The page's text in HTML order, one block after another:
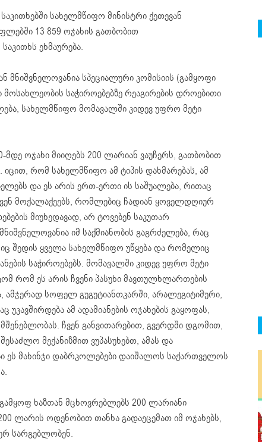
სახელმწიფო მინისტრი ქეთევან
13 859 ოჯახის გათბობით
ეხმაურება.
მნიშვნელოვანია სპეციალური კომისიის (გამყოფი
საჭიროებებზე რეაგირების დროებითი
სახელმწიფო მომავალში კიდევ უფრო მეტი
მდე ოჯახი მიიღებს 200 ლარიან ვაუჩერს, გათბობით
რომ სახელმწიფო ამ ტიპის დახმარებას, ამ
და ეს არის ერთ-ერთი ის საშუალება, რითაც
მოქალაქეებს, რომლებიც ჩადიან ყოველდღიურ
მიუხედავად, არ ტოვებენ საკუთარ
იმ საქმიანობის გაგრძელება, რაც
შედის ყველა სახელმწიფო უწყება და რომელიც
საჭიროებებს. მომავალში კიდევ უფრო მეტი
რომ ეს არის ჩვენი პასუხი მავთულხლართების
სოფელ გუგუტიანთკარში, არალეგიტიმური,
ამ ადამიანების ოჯახების გაყოფას,
ჩვენ განვითარებით, გვერდში დგომით,
მექანიზმით ვუპასუხებთ, ამას და
მახინჯი დაბრკოლებები დაიშალოს საქართველოს
ხაზთან მცხოვრებლებს 200 ლარიანი
ლარის ოდენობით თანხა გადაეცემათ იმ ოჯახებს,
სარგებლობენ.